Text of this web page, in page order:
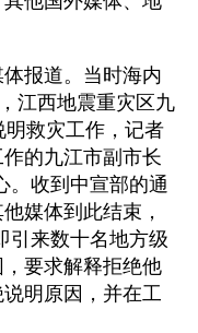
报道。当时海内
江西地震重灾区九
救灾工作，记者
的九江市副市长
。收到中宣部的通
媒体到此结束，
引来数十名地方级
要求解释拒绝他
明原因，并在工